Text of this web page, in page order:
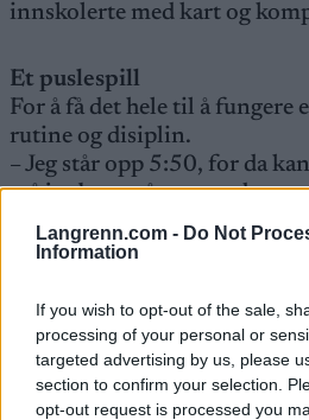
Langrenn.com - Do Not
Information
If you wish to opt-out of the sale,
processing of your personal or
targeted advertising by us, please
section to confirm your selection.
opt-out request is processed you
innskolerte med kart og
Et puslespill
For å få det hele til å fungere
rutine og disiplin.
– Jeg står opp 5:50, for da
må jeg bare stå opp med en
Ungene vekkes klokka 7.
rutinen, mener Anne
– Også må jeg ut av døra
som går 8:20.
Dette puslespillet koster å få
prioriteres bort.